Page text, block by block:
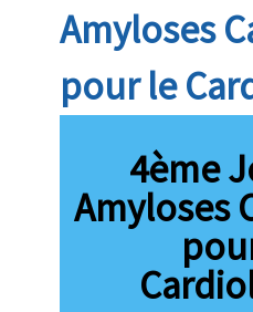
Amyloses
pour le
4ème
Amyloses